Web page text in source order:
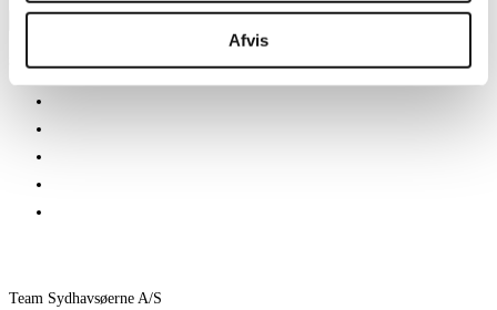
Afvis
SENESTE NYHEDER
Team Sydhavsøerne A/S